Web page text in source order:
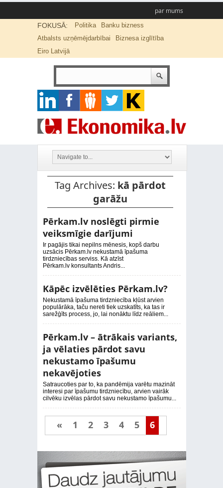
par mums
FOKUSĀ: Politika
Banku bizness
Atbalsts uzņēmējdarbībai
Biznesa izglītība
Eiro Latvijā
Tag Archives: kā pārdot
garāžu
Pērkam.lv noslēgti pirmie
veiksmīgie darījumi
Ir pagājis tikai nepilns mēnesis, kopš darbu
uzsācis Pērkam.lv nekustamā īpašuma
tirdzniecības serviss. Kā atzīst
Pērkam.lv konsultants Andris...
Kāpēc izvēlēties Pērkam.lv?
Nekustamā īpašuma tirdzniecība kļūst arvien
populārāka, taču nereti tiek uzskatīts, ka tas ir
sarežģīts process, jo, lai nonāktu līdz reāliem...
Pērkam.lv – ātrākais variants,
ja vēlaties pārdot savu
nekustamo īpašumu
nekavējoties
Satraucoties par to, ka pandēmija varētu mazināt
interesi par īpašumu tirdzniecību, arvien vairāk
cilvēku izvēlas pārdot savu nekustamo īpašumu...
« 1 2 3 4 5 6